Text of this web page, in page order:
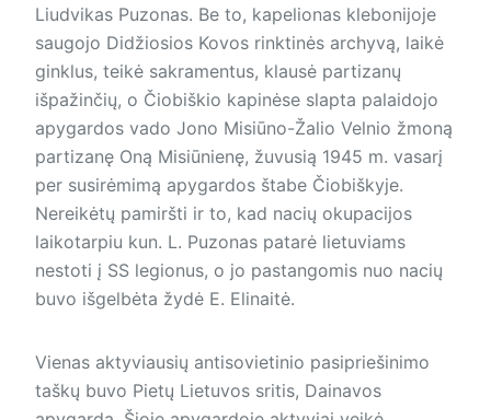
Liudvikas Puzonas. Be to, kapelionas klebonijoje
saugojo Didžiosios Kovos rinktinės archyvą, laikė
ginklus, teikė sakramentus, klausė partizanų
išpažinčių, o Čiobiškio kapinėse slapta palaidojo
apygardos vado Jono Misiūno-Žalio Velnio žmoną
partizanę Oną Misiūnienę, žuvusią 1945 m. vasarį
per susirėmimą apygardos štabe Čiobiškyje.
Nereikėtų pamiršti ir to, kad nacių okupacijos
laikotarpiu kun. L. Puzonas patarė lietuviams
nestoti į SS legionus, o jo pastangomis nuo nacių
buvo išgelbėta žydė E. Elinaitė.
Vienas aktyviausių antisovietinio pasipriešinimo
taškų buvo Pietų Lietuvos sritis, Dainavos